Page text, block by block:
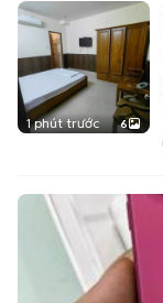
1 phút trước 6